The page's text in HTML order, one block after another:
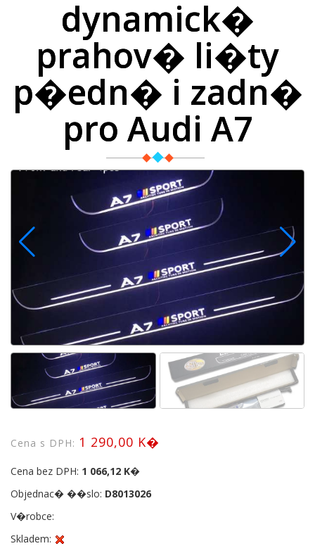
dynamick�
prahov� li�ty
p�edn� i zadn�
pro Audi A7
Cena s DPH: 1 290,00 K�
Cena bez DPH: 1 066,12 K�
Objednac� ��slo: D8013026
V�robce:
Skladem: